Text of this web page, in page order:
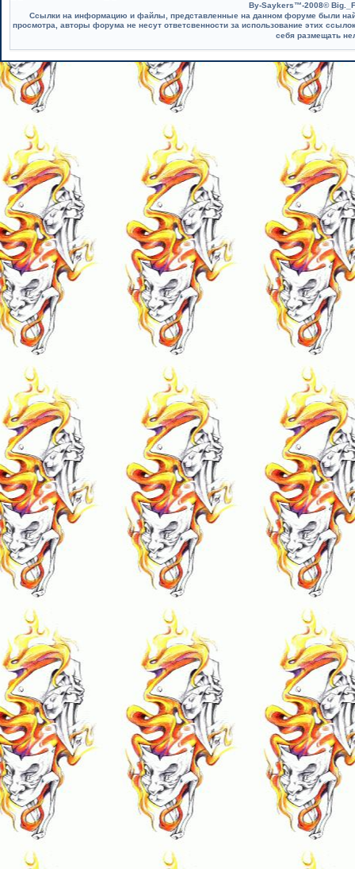
By-Saykers™-2008©
Ссылки на информацию и файлы, представленные на данном форуме были
просмотра, авторы форума не несут ответсвенности за использование этих
себя размещать